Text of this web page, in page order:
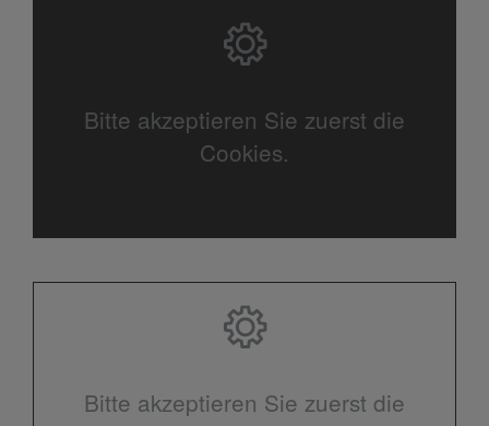
Bitte akzeptieren Sie zuerst die
Cookies.
Bitte akzeptieren Sie zuerst die